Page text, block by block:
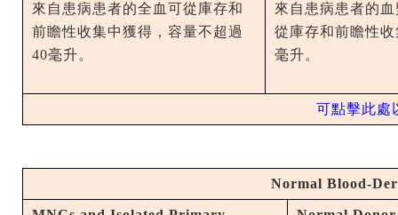
來自患病患者的全血可從庫存和
前瞻性收集中獲得，容量不超過
40毫升。
來自患病患者的
從庫存和前瞻性
毫升。
可點擊此處
Normal Blood-